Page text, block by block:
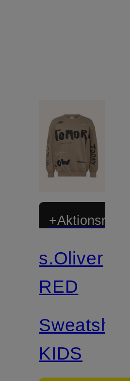
+Aktionsrabatt
s.Oliver
RED
Sweatshirt
KIDS